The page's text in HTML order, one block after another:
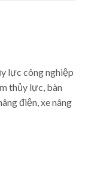
lực công nghiệp
thủy lực, bàn
điện, xe nâng